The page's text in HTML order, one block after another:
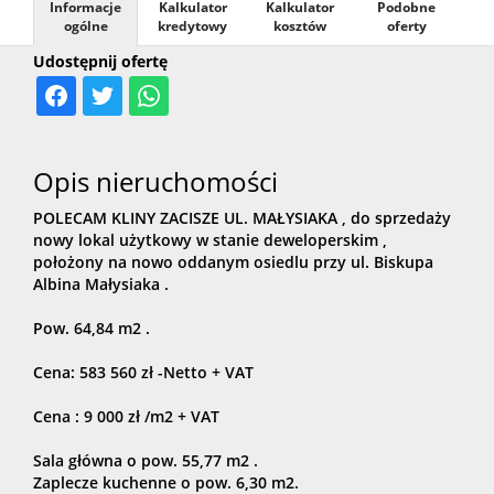
najmem
Udostępnij ofertę
Informacje
ogólne
Kalkulator
kredytowy
Kalkulator
kosztów
Podobne
oferty
Opis nieruchomości
POLECAM KLINY ZACISZE UL. MAŁYSIAKA , do sprzedaży
nowy lokal użytkowy w stanie deweloperskim ,
położony na nowo oddanym osiedlu przy ul. Biskupa
Albina Małysiaka .
Pow. 64,84 m2 .
Cena: 583 560 zł -Netto + VAT
Cena : 9 000 zł /m2 + VAT
Sala główna o pow. 55,77 m2 .
Zaplecze kuchenne o pow. 6,30 m2.